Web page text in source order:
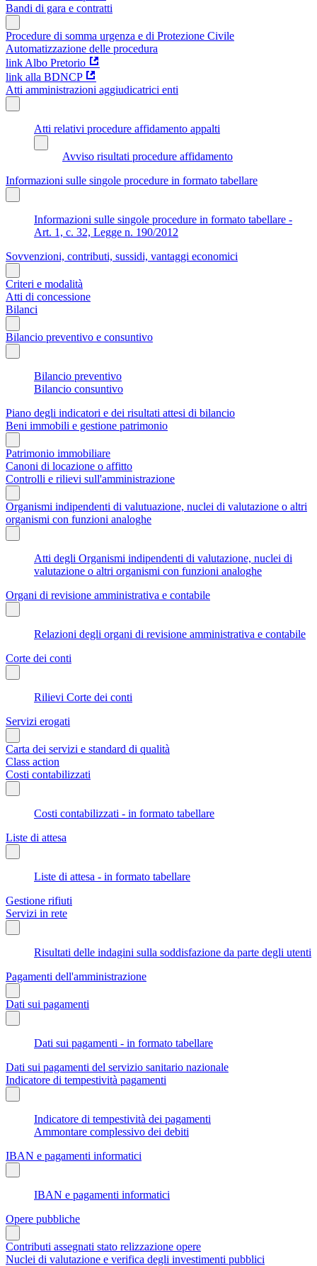
Bandi di gara e contratti
Procedure di somma urgenza e di Protezione Civile
Automatizzazione delle procedura
link Albo Pretorio
link alla BDNCP
Atti amministrazioni aggiudicatrici enti
Atti relativi procedure affidamento appalti
Avviso risultati procedure affidamento
Informazioni sulle singole procedure in formato tabellare
Informazioni sulle singole procedure in formato tabellare -
Art. 1, c. 32, Legge n. 190/2012
Sovvenzioni, contributi, sussidi, vantaggi economici
Criteri e modalità
Atti di concessione
Bilanci
Bilancio preventivo e consuntivo
Bilancio preventivo
Bilancio consuntivo
Piano degli indicatori e dei risultati attesi di bilancio
Beni immobili e gestione patrimonio
Patrimonio immobiliare
Canoni di locazione o affitto
Controlli e rilievi sull'amministrazione
Organismi indipendenti di valutuazione, nuclei di valutazione o altri
organismi con funzioni analoghe
Atti degli Organismi indipendenti di valutazione, nuclei di
valutazione o altri organismi con funzioni analoghe
Organi di revisione amministrativa e contabile
Relazioni degli organi di revisione amministrativa e contabile
Corte dei conti
Rilievi Corte dei conti
Servizi erogati
Carta dei servizi e standard di qualità
Class action
Costi contabilizzati
Costi contabilizzati - in formato tabellare
Liste di attesa
Liste di attesa - in formato tabellare
Gestione rifiuti
Servizi in rete
Risultati delle indagini sulla soddisfazione da parte degli utenti
Pagamenti dell'amministrazione
Dati sui pagamenti
Dati sui pagamenti - in formato tabellare
Dati sui pagamenti del servizio sanitario nazionale
Indicatore di tempestività pagamenti
Indicatore di tempestività dei pagamenti
Ammontare complessivo dei debiti
IBAN e pagamenti informatici
IBAN e pagamenti informatici
Opere pubbliche
Contributi assegnati stato relizzazione opere
Nuclei di valutazione e verifica degli investimenti pubblici